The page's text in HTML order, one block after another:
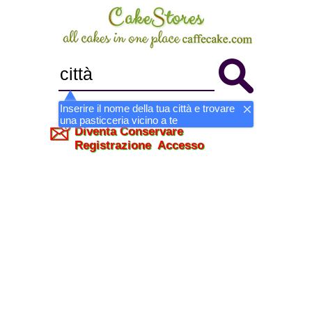
Inserire il nome della tua città e trovare
una pasticceria vicino a te
Diventa Conservare
Registrazione Accesso